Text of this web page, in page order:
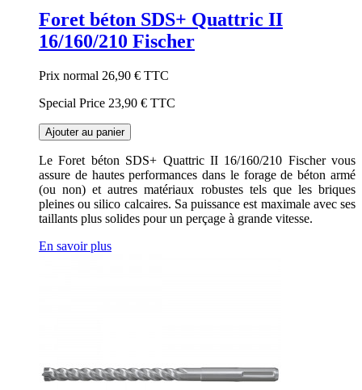
Foret béton SDS+ Quattric II
16/160/210 Fischer
Prix normal 26,90 € TTC
Special Price 23,90 € TTC
Ajouter au panier
Le Foret béton SDS+ Quattric II 16/160/210 Fischer vous
assure de hautes performances dans le forage de béton armé
(ou non) et autres matériaux robustes tels que les briques
pleines ou silico calcaires. Sa puissance est maximale avec ses
taillants plus solides pour un perçage à grande vitesse.
En savoir plus